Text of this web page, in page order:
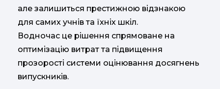
але залишиться престижною відзнакою
для самих учнів та їхніх шкіл.
Водночас це рішення спрямоване на
оптимізацію витрат та підвищення
прозорості системи оцінювання досягнень
випускників.